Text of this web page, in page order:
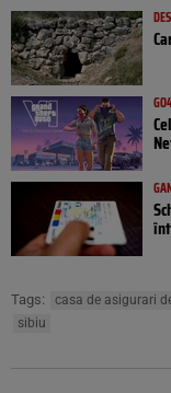
Tags: casa de asigurari
sibiu